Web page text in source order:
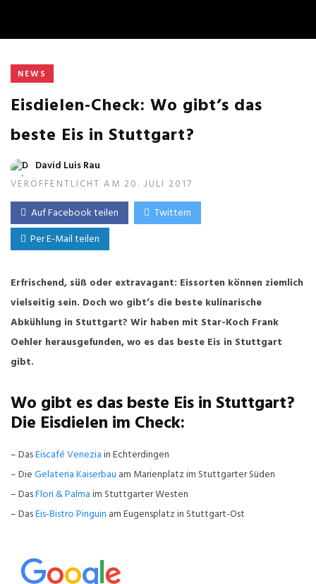
NEWS
Eisdielen-Check: Wo gibt’s das
beste Eis in Stuttgart?
David Luis Rau
VERÖFFENTLICHT AM 20. JULI 2017
Auf Facebook teilen
Twittern
Per E-Mail teilen
Erfrischend, süß oder extravagant: Eissorten können ziemlich
vielseitig sein. Doch wo gibt’s die beste kulinarische
Abkühlung in Stuttgart? Wir haben mit Star-Koch Frank
Oehler herausgefunden, wo es das beste Eis in Stuttgart
gibt.
Wo gibt es das beste Eis in Stuttgart?
Die Eisdielen im Check:
– DasEiscafé Veneziain Echterdingen
– DieGelateria Kaiserbau am Marienplatz im Stuttgarter Süden
– DasFlori & Palmaim Stuttgarter Westen
– DasEis-Bistro Pinguin am Eugensplatz in Stuttgart-Ost